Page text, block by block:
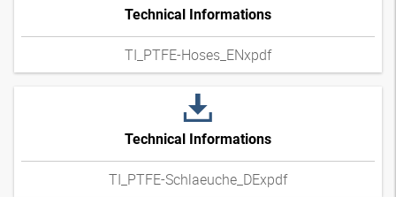
Technical Informations
TI_PTFE-Hoses_ENxpdf
Technical Informations
TI_PTFE-Schlaeuche_DExpdf